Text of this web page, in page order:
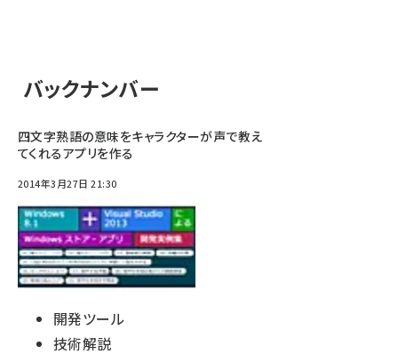
バックナンバー
四文字熟語の意味をキャラクターが声で教え
てくれるアプリを作る
2014年3月27日 21:30
開発ツール
技術解説